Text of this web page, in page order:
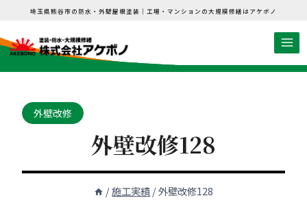
を
埼玉県熊谷市の防水・外壁屋根塗装｜工場・マンションの大規模修繕はアケボノ
外壁改修
外壁改修128
/施工実績/外壁改修128